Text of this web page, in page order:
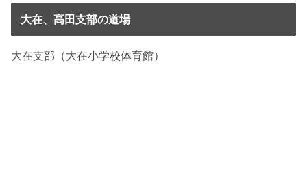
大在、高田支部の道場
大在支部（大在小学校体育館）